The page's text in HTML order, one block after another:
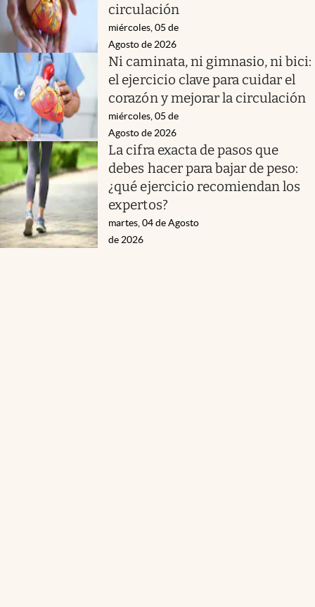
circulación
miércoles, 05 de
Agosto de 2026
Ni caminata, ni gimnasio, ni bici:
el ejercicio clave para cuidar el
corazón y mejorar la circulación
miércoles, 05 de
Agosto de 2026
La cifra exacta de pasos que
debes hacer para bajar de peso:
¿qué ejercicio recomiendan los
expertos?
martes, 04 de Agosto
de 2026